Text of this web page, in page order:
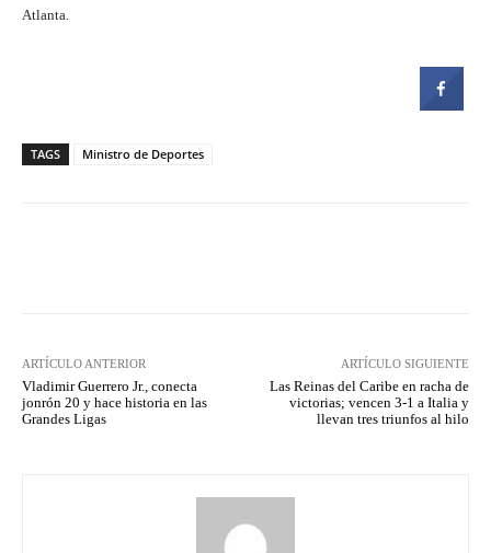
Atlanta.
TAGS Ministro de Deportes
ARTÍCULO ANTERIOR
Vladimir Guerrero Jr., conecta
jonrón 20 y hace historia en las
Grandes Ligas
ARTÍCULO SIGUIENTE
Las Reinas del Caribe en racha de
victorias; vencen 3-1 a Italia y
llevan tres triunfos al hilo